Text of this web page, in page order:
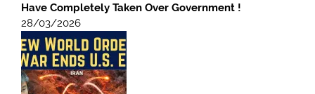
Have Completely Taken Over Government !
28/03/2026